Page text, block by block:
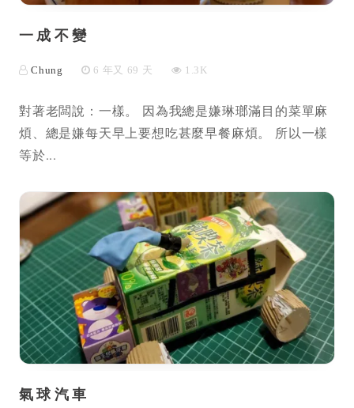
一成不變
Chung 6 年又 69 天 1.3K
對著老闆說：一樣。 因為我總是嫌琳瑯滿目的菜單麻
煩、總是嫌每天早上要想吃甚麼早餐麻煩。 所以一樣
等於...
氣球汽車